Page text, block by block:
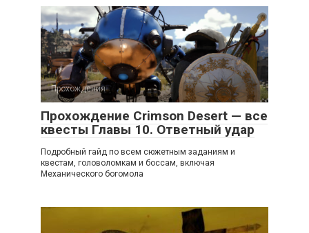
Прохождения
Прохождение Crimson Desert — все
квесты Главы 10. Ответный удар
Подробный гайд по всем сюжетным заданиям и
квестам, головоломкам и боссам, включая
Механического богомола